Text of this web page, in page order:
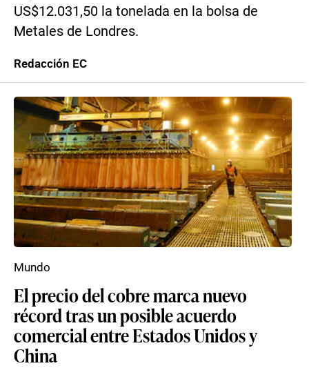
US$12.031,50 la tonelada en la bolsa de
Metales de Londres.
Redacción EC
El precio del cobre marca nuevo
récord tras un posible acuerdo
comercial entre Estados Unidos y
China
Mundo